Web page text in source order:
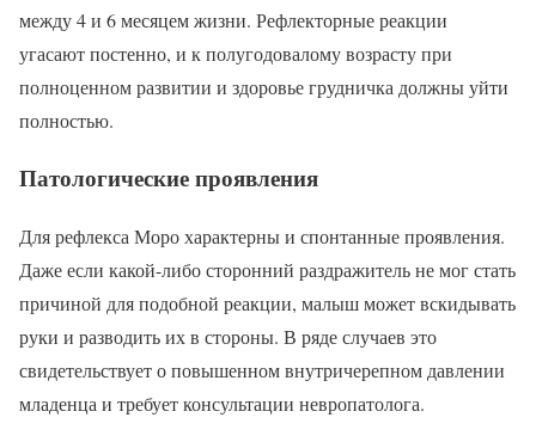
между 4 и 6 месяцем жизни. Рефлекторные реакции
угасают постенно, и к полугодовалому возрасту при
полноценном развитии и здоровье грудничка должны уйти
полностью.
Патологические проявления
Для рефлекса Моро характерны и спонтанные проявления.
Даже если какой-либо сторонний раздражитель не мог стать
причиной для подобной реакции, малыш может вскидывать
руки и разводить их в стороны. В ряде случаев это
свидетельствует о повышенном внутричерепном давлении
младенца и требует консультации невропатолога.